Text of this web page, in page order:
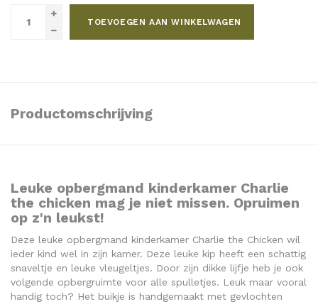
TOEVOEGEN AAN WINKELWAGEN
Productomschrijving
Leuke opbergmand kinderkamer Charlie
the chicken mag je niet missen. Opruimen
op z'n leukst!
Deze leuke opbergmand kinderkamer Charlie the Chicken wil
ieder kind wel in zijn kamer. Deze leuke kip heeft een schattig
snaveltje en leuke vleugeltjes. Door zijn dikke lijfje heb je ook
volgende opbergruimte voor alle spulletjes. Leuk maar vooral
handig toch? Het buikje is handgemaakt met gevlochten